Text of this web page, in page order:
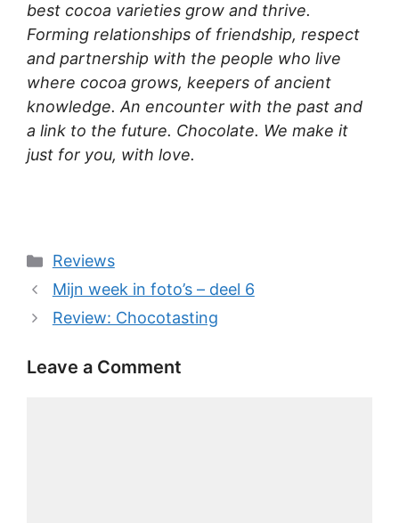
best cocoa varieties grow and thrive.
Forming relationships of friendship, respect
and partnership with the people who live
where cocoa grows, keepers of ancient
knowledge. An encounter with the past and
a link to the future. Chocolate. We make it
just for you, with love.
Categories
Reviews
Mijn week in foto’s – deel 6
Review: Chocotasting
Leave a Comment